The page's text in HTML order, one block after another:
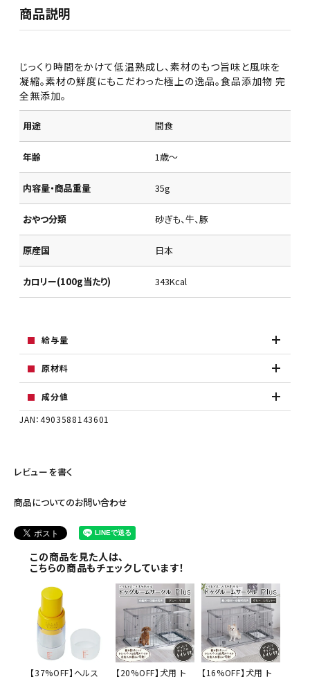
商品説明
じっくり時間をかけて低温熟成し、素材のもつ旨味と風味を
凝縮。素材の鮮度にもこだわった極上の逸品。食品添加物 完
全無添加。
用途 間食
年齢 1歳～
内容量・商品重量 35g
おやつ分類 砂ぎも、牛、豚
原産国 日本
カロリー(100g当たり) 343Kcal
給与量
原材料
成分値
JAN：4903588143601
レビューを書く
商品についてのお問い合わせ
この商品を見た人は、
こちらの商品もチェックしています！
【37%OFF】ヘルス 【20%OFF】犬用 ト 【16%OFF】犬用 ト